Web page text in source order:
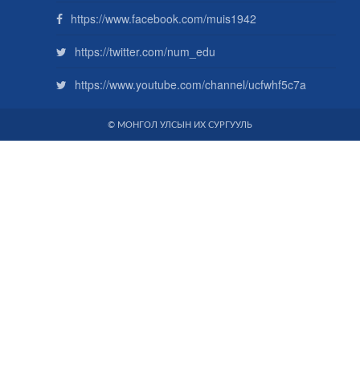
https://www.facebook.com/muis1942
https://twitter.com/num_edu
https://www.youtube.com/channel/ucfwhf5c7a
© МОНГОЛ УЛСЫН ИХ СУРГУУЛЬ